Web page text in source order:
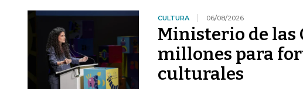
CULTURA 06/08/2026
Ministerio de las
millones para
culturales